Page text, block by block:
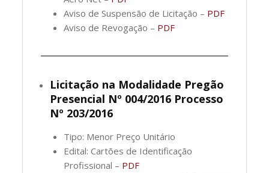
Aviso de Suspensão de Licitação – PDF
Aviso de Revogação – PDF
Licitação na Modalidade Pregão
Presencial Nº 004/2016 Processo
Nº 203/2016
Tipo: Menor Preço Unitário
Edital: Cartões de Identificação
Profissional – PDF